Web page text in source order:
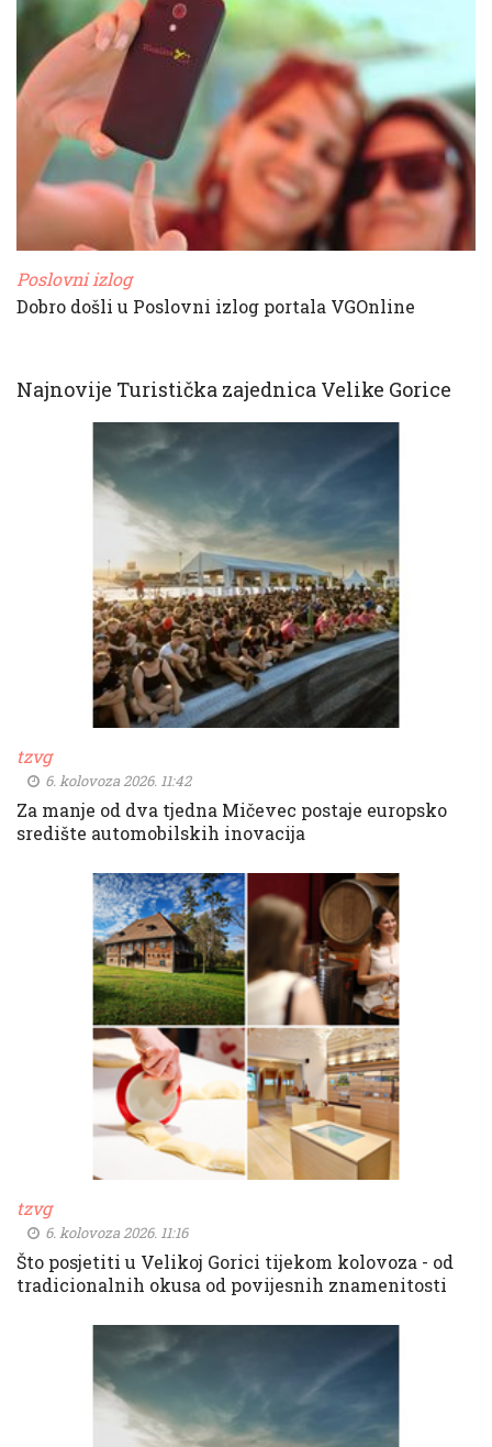
Poslovni izlog
Dobro došli u Poslovni izlog portala VGOnline
Najnovije Turistička zajednica Velike Gorice
tzvg
6. kolovoza 2026. 11:42
Za manje od dva tjedna Mičevec postaje europsko
središte automobilskih inovacija
tzvg
6. kolovoza 2026. 11:16
Što posjetiti u Velikoj Gorici tijekom kolovoza - od
tradicionalnih okusa od povijesnih znamenitosti